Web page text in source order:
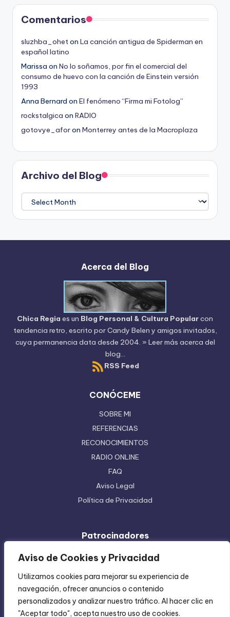
Aviso de Cookies y Privacidad
Utilizamos cookies para mejorar su experiencia de
navegación, ofrecer anuncios o contenido
personalizados y analizar nuestro tráfico. Al hacer clic en
"Aceptar todo", acepta nuestro uso de cookies.
Comentarios
sluzhba_oheton La canción antigua de Spiderman en
español latino
Marissa on No lo soñamos, por fin el comercial del
consumo de huevo con la canción de Einstein versión
1993
Anna Bernard on El fenómeno “Firma mi Fotolog”
rockstalgica on RADIO
gotovye_aforon Monterrey antes de la Macroplaza
Archivo del Blog
Archivo
del
Blog
Acerca del Blog
Chica Regia es un Blog Personal & Cultura Popularcon
tendencia retro, escrito porCandy Belen y amigos invitados,
cuya permanencia data desde 2004. » Leer más acerca del
blog...
RSS Feed
CONÓCEME
SOBRE MI
REFERENCIAS
RECONOCIMIENTOS
RADIO ONLINE
FAQ
Aviso Legal
Política de Privacidad
Patrocinadores
Ferretera Centenario de Monterrey
Inyección de Plástico
Mundo Impreso
Directorio de Coatzintla